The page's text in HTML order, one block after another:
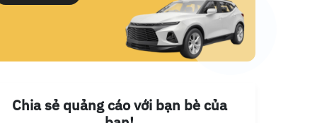
Chia sẻ quảng cáo với bạn bè của